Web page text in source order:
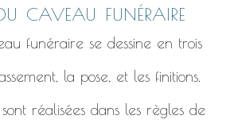
caveau funéraire
funéraire se dessine en trois
la pose, et les finitions.
réalisées dans les règles de